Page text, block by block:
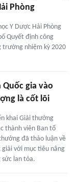
Phòng
Y Dược Hải Phòng
Quyết định công
trường nhiệm kỳ 2020
gia vào
là cốt lõi
khai Giải thưởng
thành viên Ban tổ
đã thảo luận về
với mục tiêu nâng
lan tỏa.